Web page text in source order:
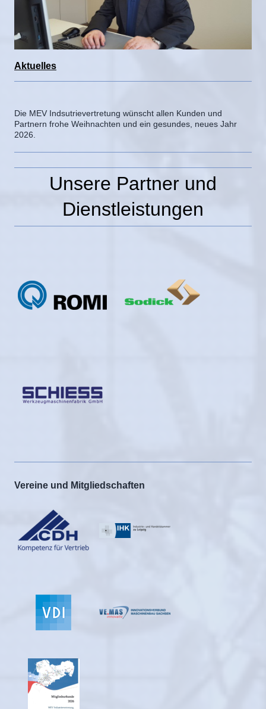
Aktuelles
Die MEV Indsutrievertretung wünscht allen Kunden und
Partnern frohe Weihnachten und ein gesundes, neues Jahr
2026.
Unsere Partner und
Dienstleistungen
Vereine und Mitgliedschaften